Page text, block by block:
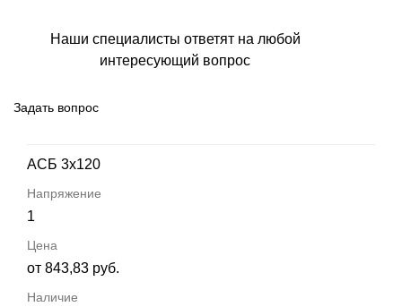
Наши специалисты ответят на любой
интересующий вопрос
Задать вопрос
АСБ 3х120
1
от 843,83 руб.